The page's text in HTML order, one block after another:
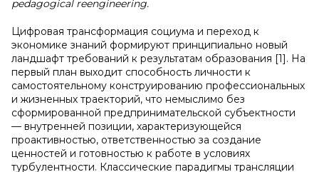
pedagogical reengineering.
Цифровая трансформация социума и переход к
экономике знаний формируют принципиально новый
ландшафт требований к результатам образования [1]. На
первый план выходит способность личности к
самостоятельному конструированию профессиональных
и жизненных траекторий, что немыслимо без
сформированной предпринимательской субъектности
— внутренней позиции, характеризующейся
проактивностью, ответственностью за создание
ценностей и готовностью к работе в условиях
турбулентности. Классические парадигмы трансляции